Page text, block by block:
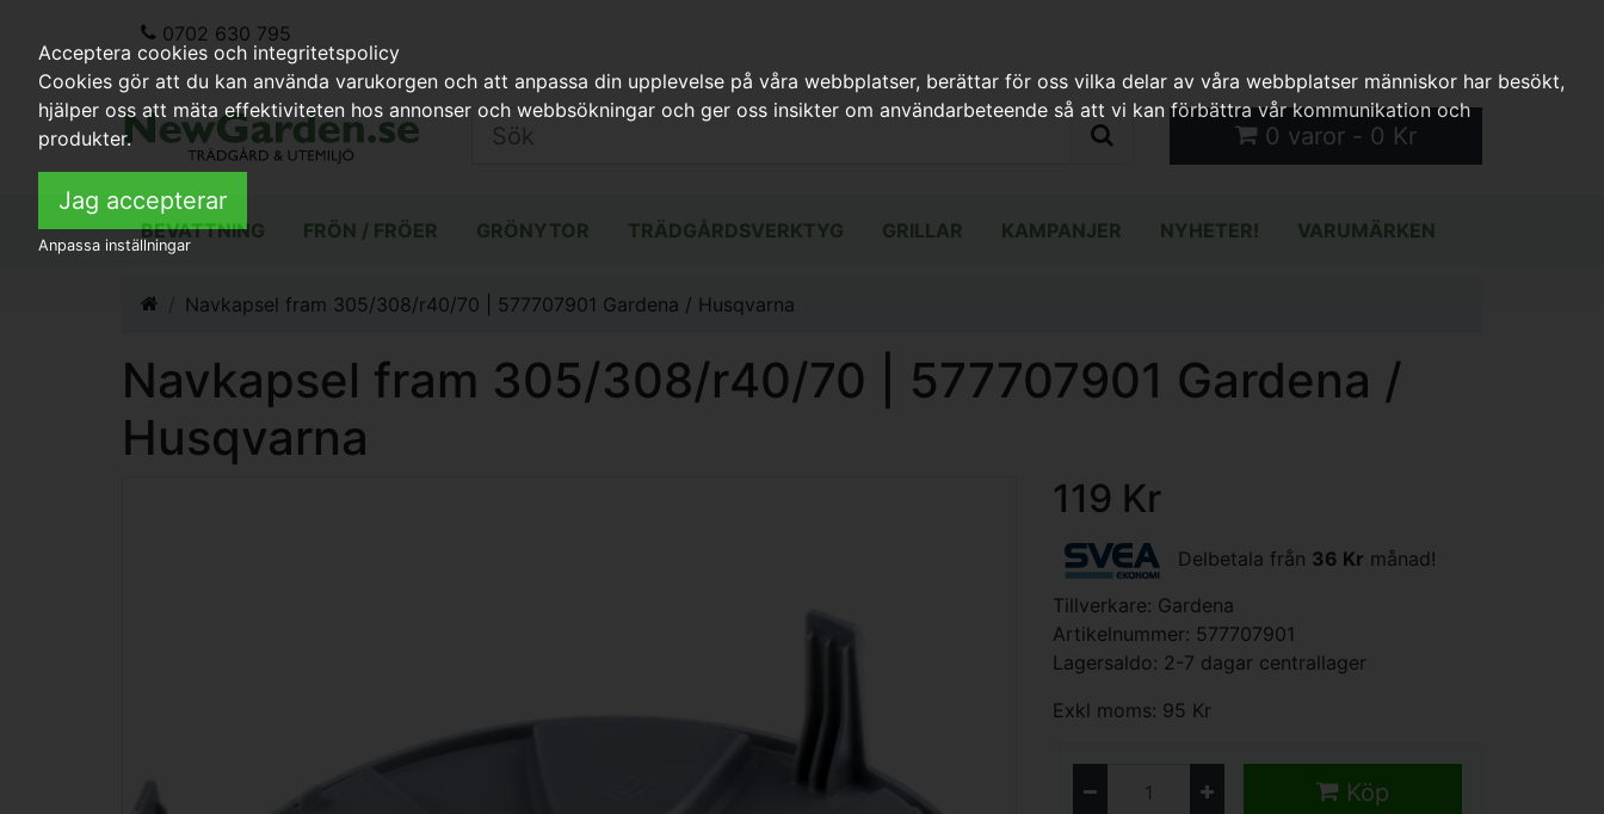
0702 630 795
0 varor - 0 Kr
BEVATTNING FRÖN / FRÖER GRÖNYTOR TRÄDGÅRDSVERKTYG GRILLAR KAMPANJER NYHETER! VARUMÄRKEN
Navkapsel fram 305/308/r40/70 | 577707901 Gardena / Husqvarna
Navkapsel fram 305/308/r40/70 | 577707901 Gardena /
Husqvarna
119 Kr
Delbetala från 36 Kr månad!
Tillverkare: Gardena
Artikelnummer: 577707901
Lagersaldo: 2-7 dagar centrallager
Exkl moms: 95 Kr
Köp
Acceptera cookies och integritetspolicy
Cookies gör att du kan använda varukorgen och att anpassa din upplevelse på våra webbplatser, berättar för oss vilka delar av våra webbplatser människor har besökt,
hjälper oss att mäta effektiviteten hos annonser och webbsökningar och ger oss insikter om användarbeteende så att vi kan förbättra vår kommunikation och
produkter.
Jag accepterar
Anpassa inställningar